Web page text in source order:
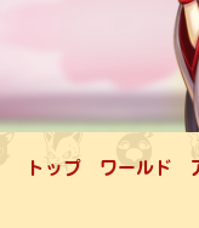
トップ ワールド